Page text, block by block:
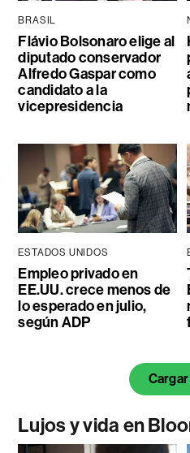
BRASIL
Flávio Bolsonaro elige al
diputado conservador
Alfredo Gaspar como
candidato a la
vicepresidencia
ESTADOS UNIDOS
Empleo privado en
EE.UU. crece menos de
lo esperado en julio,
según ADP
Lujos y vida en